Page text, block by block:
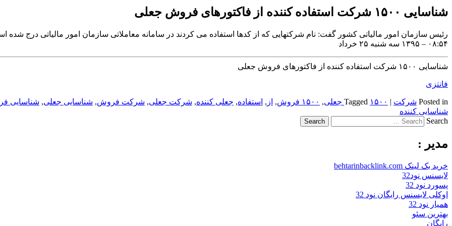
شناسایی ۱۵۰۰ شرکت استفاده کننده از فاکتورهای فروش جعلی
رئیس سازمان امور مالیاتی کشور گفت: نام شرکتهایی که از کدها استفاده می کردند در سامانه معاملاتی سازمان امور مالیاتی درج شده
۰۸:۵۴ – ۱۳۹۵ سه شنبه ۲۵ خرداد
شناسایی ۱۵۰۰ شرکت استفاده کننده از فاکتورهای فروش جعلی
فانتزی
Posted in شرکت |
Tagged ۱۵۰۰ جعلی , ۱۵۰۰ فروش , از , استفاده, جعلی کننده, شرکت جعلی, شرکت فروش, شناسایی جعلی, شناسایی
شناسایی کننده
Search
مدیر :
خرید بک لینک behtarinbacklink.com
لایسنس نود32
پسورد نود 32
اوکلی لایسنس رایگان نود 32
همیار نود 32
بهترین سئو
رایگان